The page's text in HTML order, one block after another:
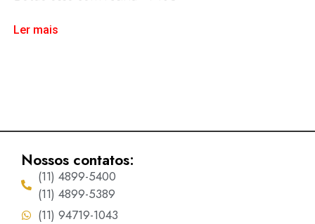
Ler mais
Nossos contatos:
(11) 4899-5400
(11) 4899-5389
(11) 94719-1043